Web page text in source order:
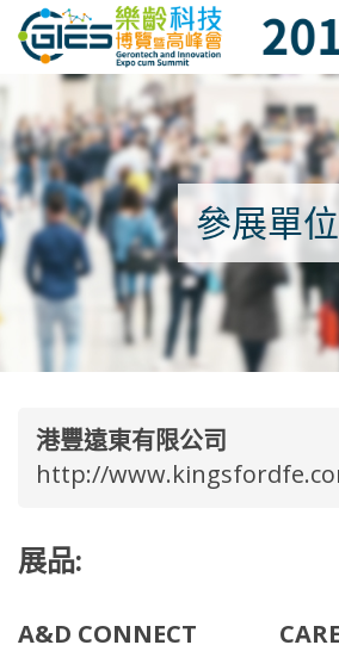
Date: Expo: 22-25 November
參展單位
港豐遠東有限公司
http://
展品:
A&D CONNECT